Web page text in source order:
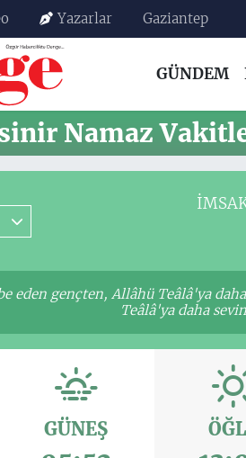
Yazarlar Gaziantep
GÜNDEM
Namaz
eden gençten, Allâhü Teâlâ'ya
Teâlâ'ya daha
GÜNEŞ